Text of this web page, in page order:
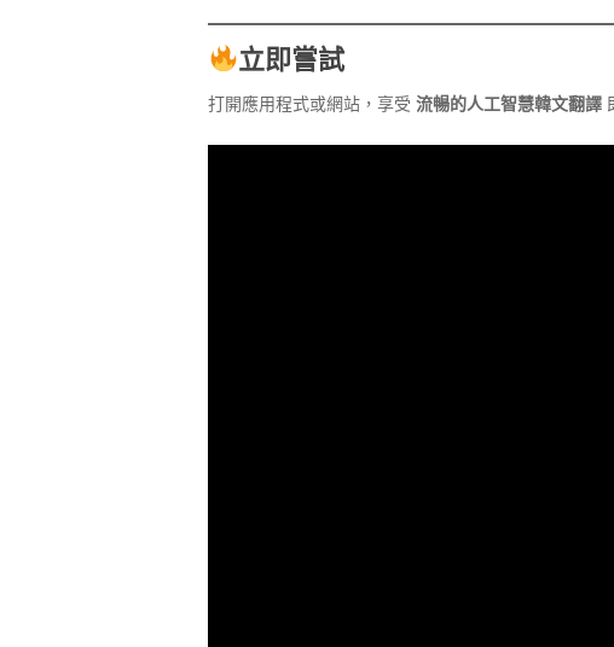
立即嘗試
打開應用程式或網站，享受 流暢的人工智慧韓文翻譯